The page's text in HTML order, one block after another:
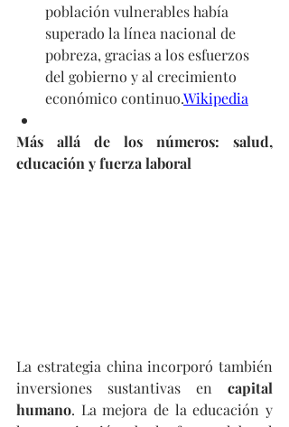
población vulnerables había
superado la línea nacional de
pobreza, gracias a los esfuerzos
del gobierno y al crecimiento
económico continuo.Wikipedia
Más allá de los números: salud,
educación y fuerza laboral
La estrategia china incorporó también
inversiones sustantivas en capital
humano. La mejora de la educación y